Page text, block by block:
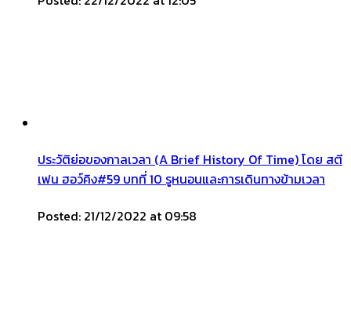
ประวัติย่อของกาลเวลา (A Brief History Of Time) โดย สตี
เฟน ฮอว์คิง#59 บทที่ 10 รูหนอนและการเดินทางข้ามเวลา
Posted: 21/12/2022 at 09:58